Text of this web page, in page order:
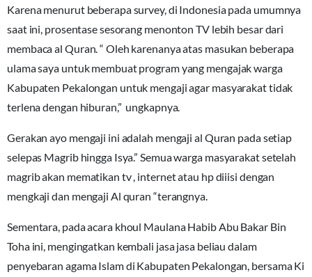
Karena menurut beberapa survey, di Indonesia pada umumnya
saat ini, prosentase sesorang menonton TV lebih besar dari
membaca al Quran. “ Oleh karenanya atas masukan beberapa
ulama saya untuk membuat program yang mengajak warga
Kabupaten Pekalongan untuk mengaji agar masyarakat tidak
terlena dengan hiburan,” ungkapnya.
Gerakan ayo mengaji ini adalah mengaji al Quran pada setiap
selepas Magrib hingga Isya.” Semua warga masyarakat setelah
magrib akan mematikan tv , internet atau hp diiisi dengan
mengkaji dan mengaji Al quran “terangnya.
Sementara, pada acara khoul Maulana Habib Abu Bakar Bin
Toha ini, mengingatkan kembali jasa jasa beliau dalam
penyebaran agama Islam di Kabupaten Pekalongan, bersama Ki